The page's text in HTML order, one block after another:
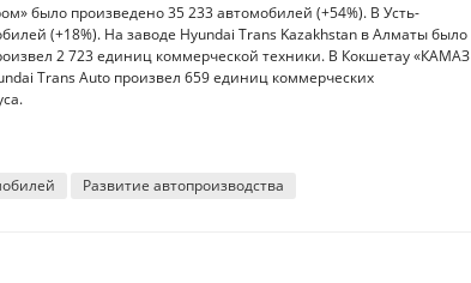
было произведено 35 233 автомобилей (+54%). В Усть-
(+18%). На заводе Hyundai Trans Kazakhstan в Алматы было
2 723 единиц коммерческой техники. В Кокшетау «КАМАЗ
Trans Auto произвел 659 единиц коммерческих
Развитие автопроизводства